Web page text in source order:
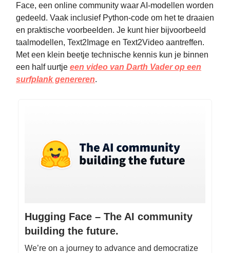
Face, een online community waar AI-modellen worden
gedeeld. Vaak inclusief Python-code om het te draaien
en praktische voorbeelden. Je kunt hier bijvoorbeeld
taalmodellen, Text2Image en Text2Video aantreffen.
Met een klein beetje technische kennis kun je binnen
een half uurtje een video van Darth Vader op een
surfplank genereren.
Hugging Face – The AI community
building the future.
We’re on a journey to advance and democratize